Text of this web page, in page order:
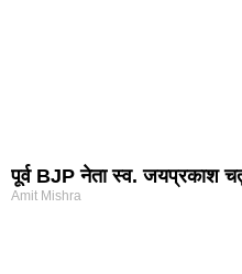
पूर्व BJP नेता स्व. जयप्रकाश
Amit Mishra